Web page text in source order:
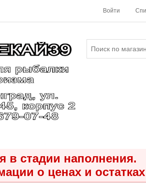
Войти
в стадии наполнения.
о ценах и